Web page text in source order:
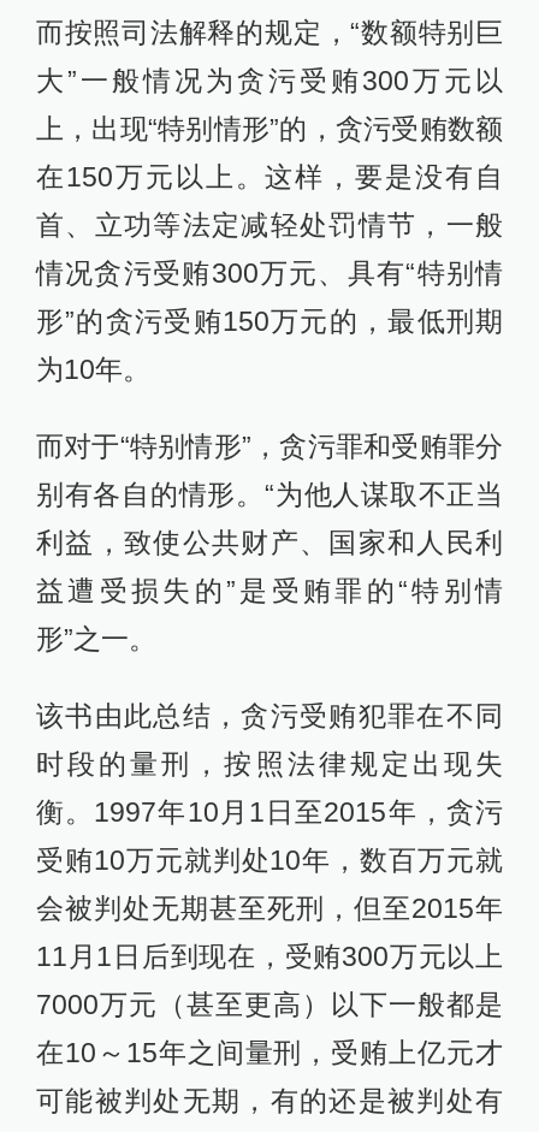
而按照司法解释的规定，“数额特别巨
大”一般情况为贪污受贿300万元以
上，出现“特别情形”的，贪污受贿数额
在150万元以上。这样，要是没有自
首、立功等法定减轻处罚情节，一般
情况贪污受贿300万元、具有“特别情
形”的贪污受贿150万元的，最低刑期
为10年。
而对于“特别情形”，贪污罪和受贿罪分
别有各自的情形。“为他人谋取不正当
利益，致使公共财产、国家和人民利
益遭受损失的”是受贿罪的“特别情
形”之一。
该书由此总结，贪污受贿犯罪在不同
时段的量刑，按照法律规定出现失
衡。1997年10月1日至2015年，贪污
受贿10万元就判处10年，数百万元就
会被判处无期甚至死刑，但至2015年
11月1日后到现在，受贿300万元以上
7000万元（甚至更高）以下一般都是
在10～15年之间量刑，受贿上亿元才
可能被判处无期，有的还是被判处有